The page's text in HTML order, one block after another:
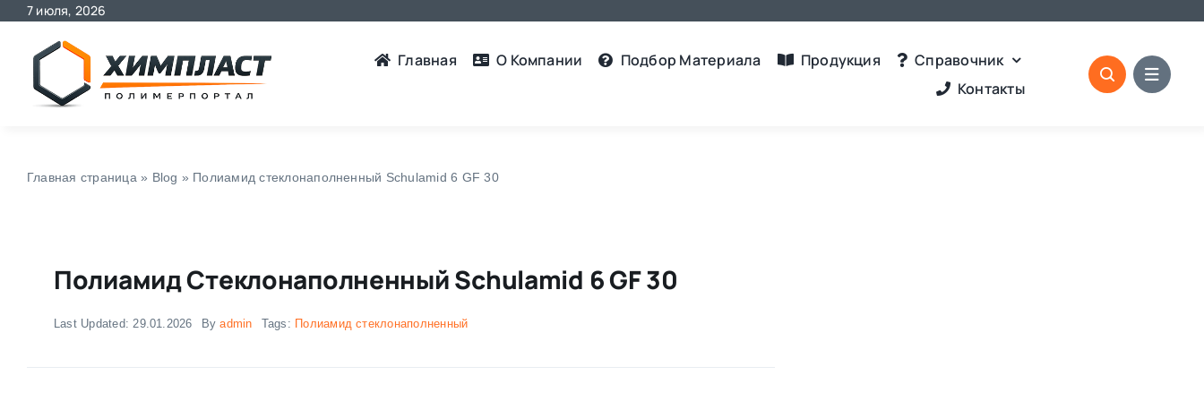
Skip
content
7 июля, 2026
Главная О Компании Подбор Материалa Продукция
Справочник
Контакты
Главная страница » Blog » Полиамид стеклонаполненный Schulamid 6 GF 30
Полиамид Стеклонаполненный Schulamid 6 GF 30
Last Updated: 29.01.2026 Byadmin Tags: Полиамид стеклонаполненный